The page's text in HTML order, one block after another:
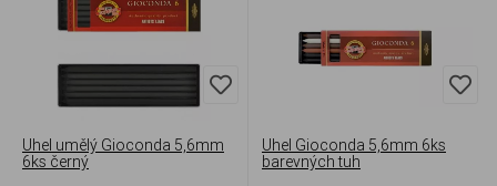
Uhel umělý Gioconda 5,6mm
6ks černý
Uhel Gioconda 5,6mm 6ks
barevných tuh